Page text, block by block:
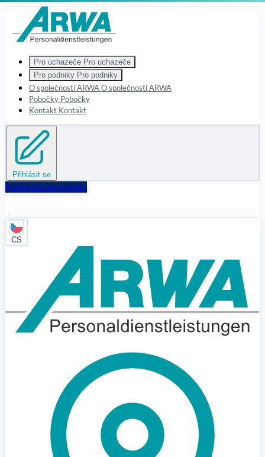
Zum Hauptinhalt springen
Pro uchazeče Pro uchazeče
Pro podniky Pro podniky
O společnosti ARWAO společnosti ARWA
Pobočky Pobočky
Kontakt Kontakt
Přihlásit se
Poptávka personálu
CS